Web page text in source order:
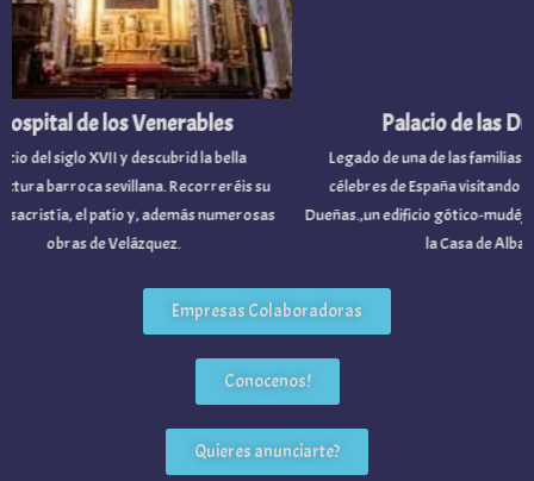
Palacio de las
Legado de una de las familias
célebres de España visitando el
Dueñas.,un edificio gótico-
la Casa de Alba.
de los Venerables
del siglo XVII y descubrid la bella
barroca sevillana. Recorreréis su
el patio y, además numerosas
obras de Velázquez.
Empresas Colaboradoras
Conocenos!
Quieres anunciarte?